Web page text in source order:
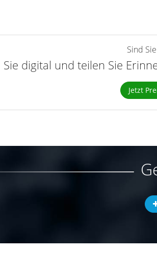
Sind
digital und teilen Sie
Jetzt